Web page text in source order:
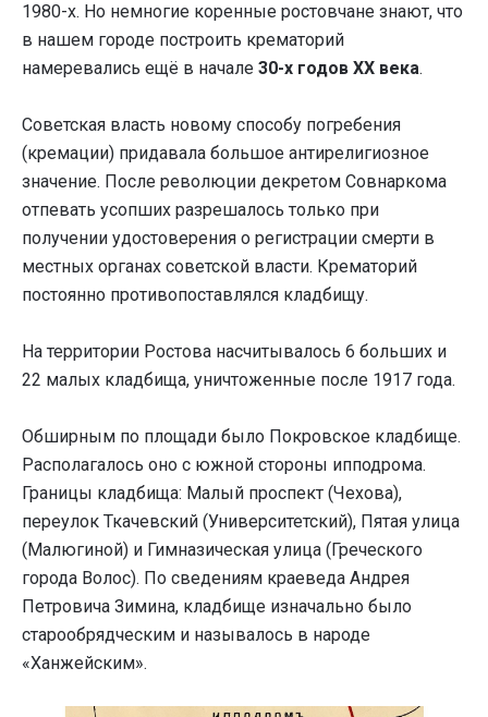
1980-х. Но немногие коренные ростовчане знают, что
в нашем городе построить крематорий
намеревались ещё в начале 30-х годов ХХ века.
Советская власть новому способу погребения
(кремации) придавала большое антирелигиозное
значение. После революции декретом Совнаркома
отпевать усопших разрешалось только при
получении удостоверения о регистрации смерти в
местных органах советской власти. Крематорий
постоянно противопоставлялся кладбищу.
На территории Ростова насчитывалось 6 больших и
22 малых кладбища, уничтоженные после 1917 года.
Обширным по площади было Покровское кладбище.
Располагалось оно с южной стороны ипподрома.
Границы кладбища: Малый проспект (Чехова),
переулок Ткачевский (Университетский), Пятая улица
(Малюгиной) и Гимназическая улица (Греческого
города Волос). По сведениям краеведа Андрея
Петровича Зимина, кладбище изначально было
старообрядческим и называлось в народе
«Ханжейским».